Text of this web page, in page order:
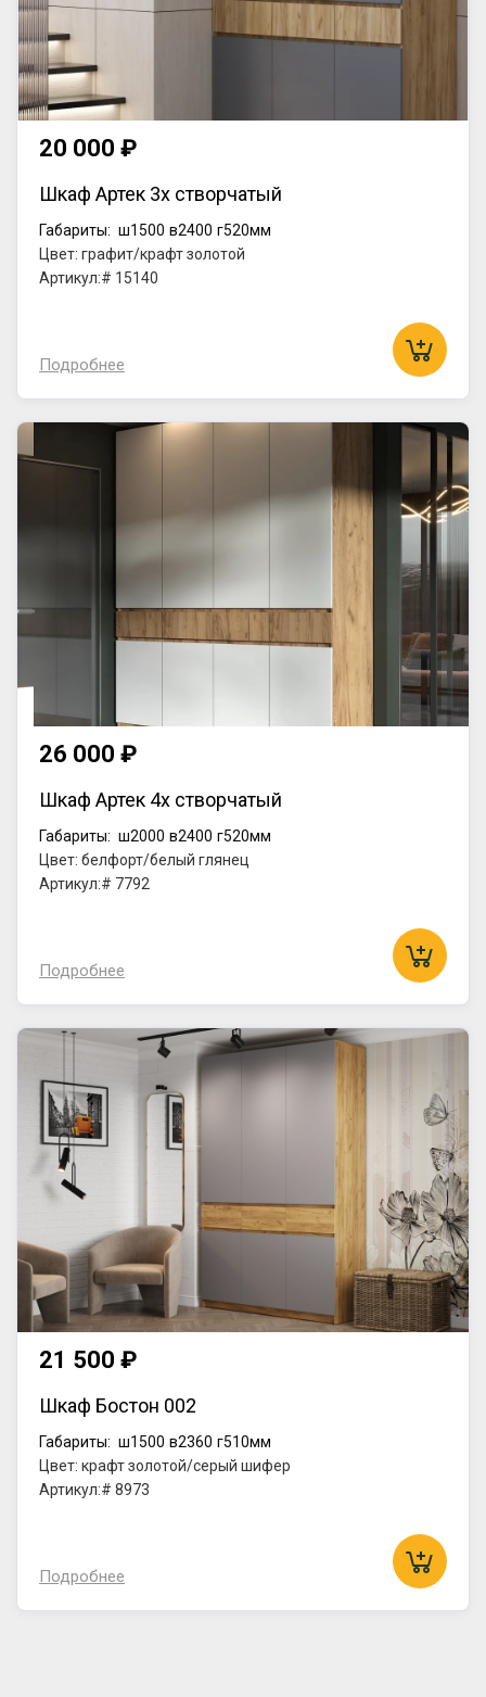
20 000 ₽
Шкаф Артек 3х створчатый
Габариты: ш1500 в2400 г520мм
Цвет: графит/крафт золотой
Артикул:# 15140
Подробнее
26 000 ₽
Шкаф Артек 4х створчатый
Габариты: ш2000 в2400 г520мм
Цвет: белфорт/белый глянец
Артикул:# 7792
Подробнее
21 500 ₽
Шкаф Бостон 002
Габариты: ш1500 в2360 г510мм
Цвет: крафт золотой/серый шифер
Артикул:# 8973
Подробнее